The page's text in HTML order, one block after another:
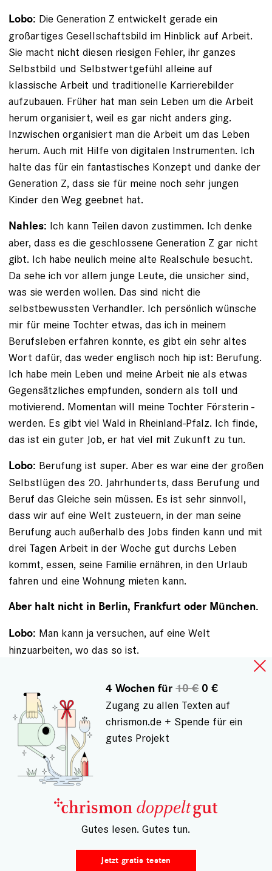
Lobo: Die Generation Z entwickelt gerade ein
großartiges Gesellschaftsbild im Hinblick auf Arbeit.
Sie macht nicht diesen riesigen Fehler, ihr ganzes
Selbstbild und Selbstwertgefühl alleine auf
klassische Arbeit und traditionelle Karrierebilder
aufzubauen. Früher hat man sein Leben um die Arbeit
herum organisiert, weil es gar nicht anders ging.
Inzwischen organisiert man die Arbeit um das Leben
herum. Auch mit Hilfe von digitalen Instrumenten. Ich
halte das für ein fantastisches Konzept und danke der
Generation Z, dass sie für meine noch sehr jungen
Kinder den Weg geebnet hat.
Nahles: Ich kann Teilen davon zustimmen. Ich denke
aber, dass es die geschlossene Generation Z gar nicht
gibt. Ich habe neulich meine alte Realschule besucht.
Da sehe ich vor allem junge Leute, die unsicher sind,
was sie werden wollen. Das sind nicht die
selbstbewussten Verhandler. Ich persönlich wünsche
mir für meine Tochter etwas, das ich in meinem
Berufsleben erfahren konnte, es gibt ein sehr altes
Wort dafür, das weder englisch noch hip ist: Berufung.
Ich habe mein Leben und meine Arbeit nie als etwas
Gegensätzliches empfunden, sondern als toll und
motivierend. Momentan will meine Tochter Försterin ­
werden. Es gibt viel Wald in Rheinland-Pfalz. Ich finde,
das ist ein guter Job, er hat viel mit Zukunft zu tun.
Lobo: Berufung ist super. Aber es war eine der großen
Selbstlügen des 20. Jahrhunderts, dass Berufung und
Beruf das Gleiche sein müssen. Es ist sehr sinnvoll,
dass wir auf eine Welt zusteuern, in der man seine
Berufung auch außerhalb des Jobs finden kann und mit
drei Tagen Arbeit in der Woche gut durchs Leben
kommt, essen, seine Familie ernähren, in den Urlaub
fahren und eine Wohnung mieten kann.
Aber halt nicht in Berlin, Frankfurt oder München.
Lobo: Man kann ja versuchen, auf eine Welt
hinzuarbeiten, wo das so ist.
Eine erste Version des Textes erschien am 24. Juli
2023.
Fachkräftemangel
Der Fachkräftemangel ist eine der größten
Derzeit sind 44 Prozent aller Berufsgruppen davon
4 Wochen für10 €0 €
Zugang zu allen Texten auf
chrismon.de + Spende für ein
gutes Projekt
– Gutes lesen. Gutes tun.
Jetzt gratis testen